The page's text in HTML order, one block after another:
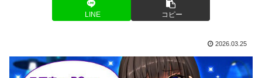
LINE コピー
2026.03.25